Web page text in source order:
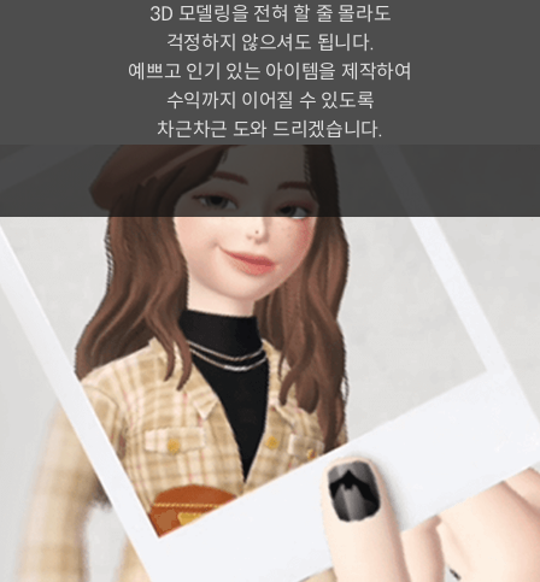
3D 모델링을 전혀 할 줄 몰라도
걱정하지 않으셔도 됩니다.
예쁘고 인기 있는 아이템을 제작하여
수익까지 이어질 수 있도록
차근차근 도와 드리겠습니다.
제페토 크리에이터 SINI
제페토 아이디: sini
제페토 코드 : NAUSYC